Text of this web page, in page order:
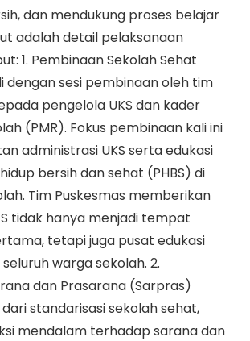
dan mendukung proses belajar
adalah detail pelaksanaan
1. Pembinaan Sekolah Sehat
dengan sesi pembinaan oleh tim
pengelola UKS dan kader
(PMR). Fokus pembinaan kali ini
administrasi UKS serta edukasi
bersih dan sehat (PHBS) di
Tim Puskesmas memberikan
tidak hanya menjadi tempat
tetapi juga pusat edukasi
warga sekolah. 2.
dan Prasarana (Sarpras)
standarisasi sekolah sehat,
mendalam terhadap sarana dan